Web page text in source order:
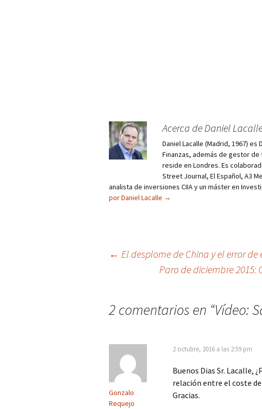
Acerca de Daniel
Daniel Lacalle (Madrid, 1967)
Finanzas, además de gestor
reside en Londres. Es
Street Journal, El Español, A3
analista de inversiones CIIA y un máster en
por Daniel Lacalle →
← El desplome de China y el error
Paro de diciembre 2015:
2 comentarios en “Vídeo:
Gonzalo
Requejo
2 octubre, 2016 a las 2:59 pm
Buenos Dias Sr. Lacalle,
relación entre el coste
Gracias.